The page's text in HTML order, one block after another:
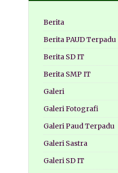
Berita
Berita PAUD Terpadu
Berita SD IT
Berita SMP IT
Galeri
Galeri Fotografi
Galeri Paud Terpadu
Galeri Sastra
Galeri SD IT